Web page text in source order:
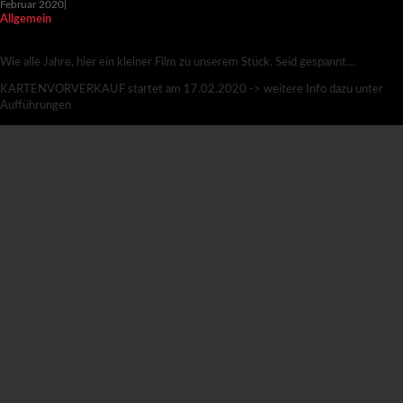
Februar 2020
Allgemein
Wie alle Jahre, hier ein kleiner Film zu unserem Stück. Seid gespannt…
KARTENVORVERKAUF startet am 17.02.2020 -> weitere Info dazu unter
Aufführungen